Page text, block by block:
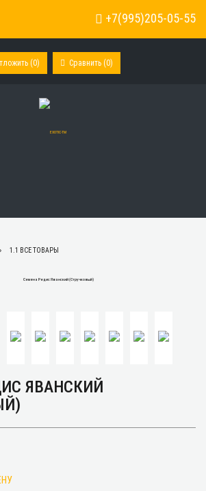
(0) Сравнить (0)
+7(995)205-05-55
1.1 ВСЕ ТОВАРЫ
ЯВАНСКИЙ